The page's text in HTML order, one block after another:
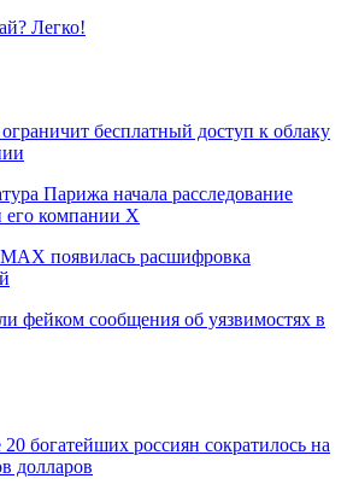
Легко!
бесплатный доступ к облаку
Парижа начала расследование
его компании X
появилась расшифровка
фейком сообщения об уязвимостях в
богатейших россиян сократилось на
долларов